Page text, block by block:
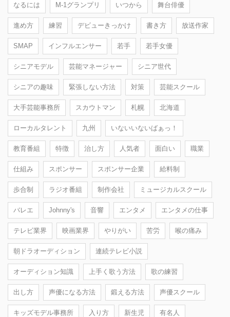
なるには M-1グランプリ いつから 舞台俳優
進め方 練習 デビューきっかけ 書き方 放送作家
SMAP インフルエンサー 若手 若手女優
シニアモデル 芸能マネージャー シニア世代
シニアの趣味 緊張しない方法 対策 芸能スクール
大手芸能事務所 スカウトマン 札幌 北海道
ローカルタレント 九州 いないいないばぁっ！
教育番組 特徴 治し方 人気者 面白い 職業
仕組み スポンサー スポンサー企業 給料制
歩合制 ラジオ番組 制作会社 ミュージカルスクール
バレエ Johnny's 音響 エンタメ エンタメの仕事
テレビ業界 映画業界 やりがい 苦労 喉の痛み
朝ドラオーディション 連続テレビ小説
オーディション知識 上手く歌う方法 歌の練習
出し方 声優になる方法 鍛える方法 声優スクール
キッズモデル事務所 入り方 新生児 有名人